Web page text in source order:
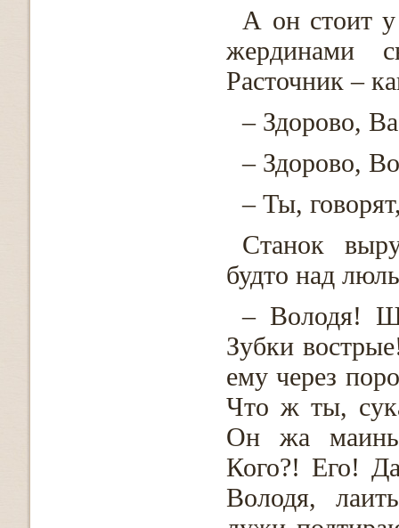
А он стоит у
жердинами
Расточник –
– Здорово,
– Здорово,
– Ты,
Станок
будто над
– Володя!
Зубки
ему через
Что ж ты,
Он жа
Кого?! Его!
Володя,